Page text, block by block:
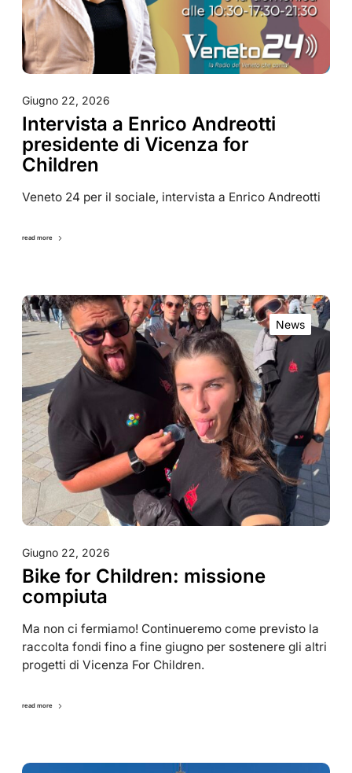
Giugno 22, 2026
Intervista a Enrico Andreotti
presidente di Vicenza for
Children
Veneto 24 per il sociale, intervista a Enrico Andreotti
read more
News
Giugno 22, 2026
Bike for Children: missione
compiuta
Ma non ci fermiamo! Continueremo come previsto la
raccolta fondi fino a fine giugno per sostenere gli altri
progetti di Vicenza For Children.
read more